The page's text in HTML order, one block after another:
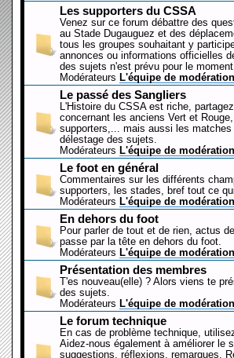
Les supporters du CSSA
Venez sur ce forum débattre des
au Stade Dugauguez et des
tous les groupes souhaitant y
annonces ou informations officielles
des sujets n'est prévu pour le moment.
Modérateurs L'équipe de modération
Le passé des Sangliers
L'Histoire du CSSA est riche,
concernant les anciens Vert et
supporters,... mais aussi les
délestage des sujets.
Modérateurs L'équipe de modération
Le foot en général
Commentaires sur les différents
supporters, les stades, bref tout ce
Modérateurs L'équipe de modération
En dehors du foot
Pour parler de tout et de rien, actus
passe par la tête en dehors du foot.
Modérateurs L'équipe de modération
Présentation des membres
T'es nouveau(elle) ? Alors viens te
des sujets.
Modérateurs L'équipe de modération
Le forum technique
En cas de problème technique,
Aidez-nous également à améliorer le
suggestions, réflexions, remarques.